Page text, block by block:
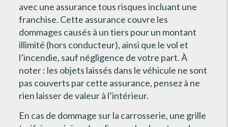
avec une assurance tous risques incluant une
franchise. Cette assurance couvre les
dommages causés à un tiers pour un montant
illimité (hors conducteur), ainsi que le vol et
l’incendie, sauf négligence de votre part. À
noter : les objets laissés dans le véhicule ne sont
pas couverts par cette assurance, pensez à ne
rien laisser de valeur à l’intérieur.
En cas de dommage sur la carrosserie, une grille